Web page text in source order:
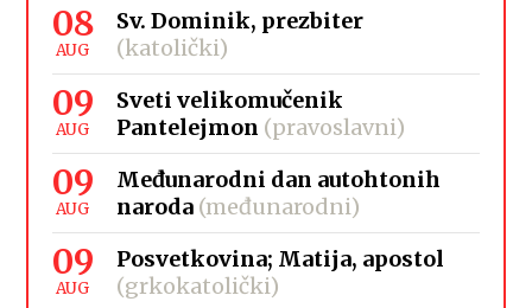
08
AUG
Sv. Dominik, prezbiter
(katolički)
09
AUG
Sveti velikomučenik
Pantelejmon (pravoslavni)
09
AUG
Međunarodni dan autohtonih
naroda (međunarodni)
09
AUG
Posvetkovina; Matija, apostol
(grkokatolički)